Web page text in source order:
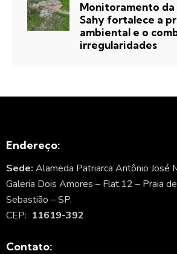
Monitoramento da
Sahy fortalece a
ambiental e o
irregularidades
Endereço:
Sede: Alameda Patriarca Antônio José
Galeria Dois Amores – Flat.12 – Praia
Sebastião – SP.
CEP: 11619-392
Contato: